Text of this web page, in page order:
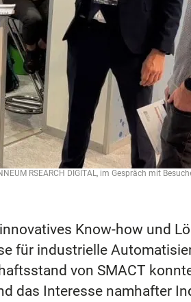
RSEARCH DIGITAL, im Gespräch mit
Know-how und
für industrielle
von SMACT
das Interesse namhafter